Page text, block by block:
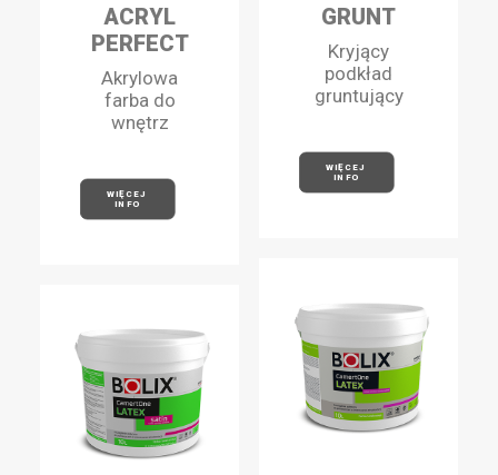
ACRYL
PERFECT
Akrylowa
farba do
wnętrz
WIĘCEJ
INFO
GRUNT
Kryjący
podkład
gruntujący
WIĘCEJ
INFO